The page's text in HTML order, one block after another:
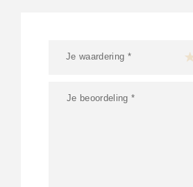
Je waardering *